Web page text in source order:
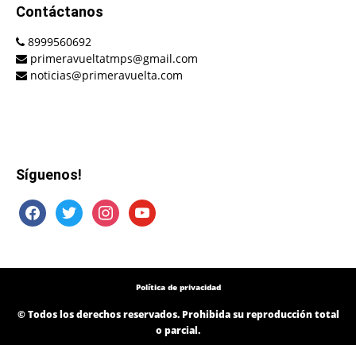
Contáctanos
8999560692
primeravueltatmps@gmail.com
noticias@primeravuelta.com
Síguenos!
facebooktwitter instagramyoutube
Política de privacidad
© Todos los derechos reservados. Prohibida su reproducción total
o parcial.